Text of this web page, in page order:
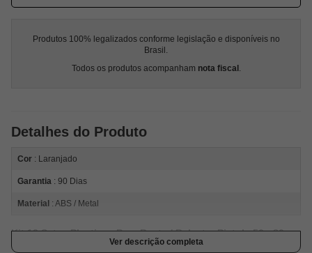
Produtos 100% legalizados conforme legislação e disponíveis no
Brasil.
Todos os produtos acompanham nota fiscal .
Detalhes do Produto
Cor : Laranjado
Garantia : 90 Dias
Material : ABS / Metal
Kit 12 Setas Plasticas Para Besta / Balestra Pistola 50 - 80
lbs - Ponteira Metal - 6,5" Laranja
Ver descrição completa